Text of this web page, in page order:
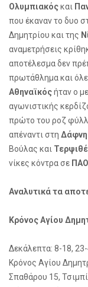
Ολυμπιακόςκαι
που έκαναν το δυο
Δημητρίου και της
αναμετρήσεις
αποτέλεσμα δεν
πρωτάθλημα και
Αθηναϊκόςήταν ο
αγωνιστικής
πρώτο του ροζ
απέναντι στη Δάφνη
Βούλας και
νίκες κόντρα σε
Αναλυτικά τα
Κρόνος Αγίου
Δεκάλεπτα: 8-18,
Κρόνος Αγίου
Σπαθάρου 15,